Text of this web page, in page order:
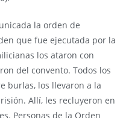
la orden de
que fue ejecutada por la
los ataron con
del convento. Todos los
burlas, los llevaron a la
Allí, les recluyeron en
Personas de la Orden